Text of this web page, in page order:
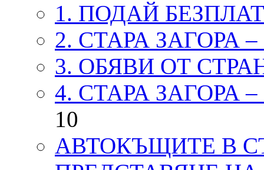
1. ПОДАЙ
2. СТАРА ЗАГОРА
3. ОБЯВИ ОТ
4. СТАРА ЗАГОРА
10
АВТОКЪЩИТЕ В